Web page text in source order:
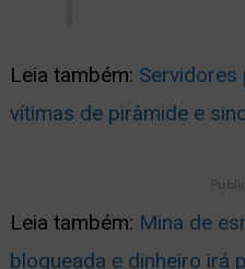
Leia também: Servidores
vítimas de pirâmide e
Leia também: Mina de
bloqueada e dinheiro irá